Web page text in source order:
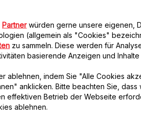
Abdeckung des
Partnerwürden gerne unsere eigenen,
(allgemein als "Cookies"
zu sammeln. Diese werden für
basierende Anzeigen und Inhalte
ablehnen, indem Sie "Alle Cookies
anklicken. Bitte beachten Sie, dass
effektiven Betrieb der Webseite
ablehnen.